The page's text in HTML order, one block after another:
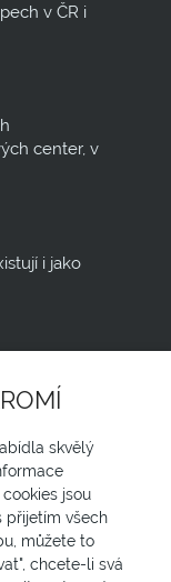
v ČR i
center, v
i jako
v
o dění
skvělý
jsou
přijetím všech
můžete to
chcete-li svá